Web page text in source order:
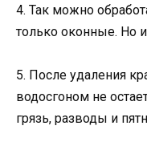
4. Так можно
только оконные. Но
5. После удаления
водосгоном не
грязь, разводы и